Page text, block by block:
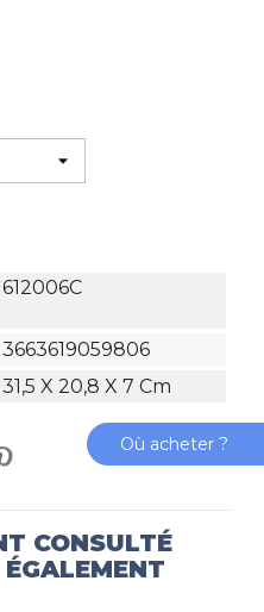
612006C
3663619059806
31,5 X 20,8 X 7 Cm
CONSULTÉ
Où acheter ?